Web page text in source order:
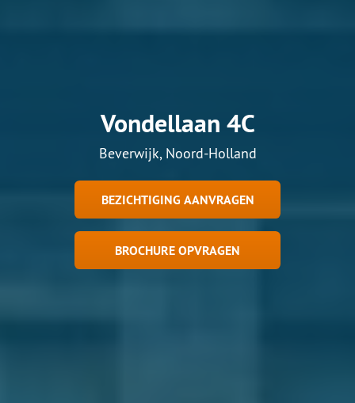
Vondellaan 4C
Beverwijk, Noord-Holland
BEZICHTIGING AANVRAGEN
BROCHURE OPVRAGEN